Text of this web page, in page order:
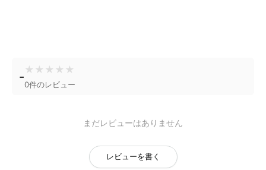
- ★ ★ ★ ★ ★
0件のレビュー
まだレビューはありません
レビューを書く